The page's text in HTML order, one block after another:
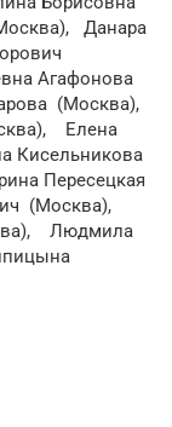
Данара
Агафонова
(Москва),
Елена
Кисельникова
Пересецкая
(Москва),
Людмила